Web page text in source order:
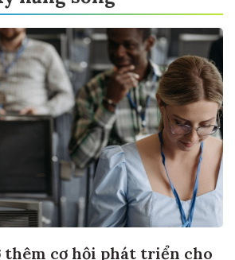
thêm cơ hội phát triển cho